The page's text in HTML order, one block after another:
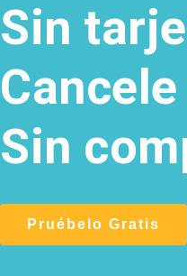
Sin
Sin
Pruébelo Gratis